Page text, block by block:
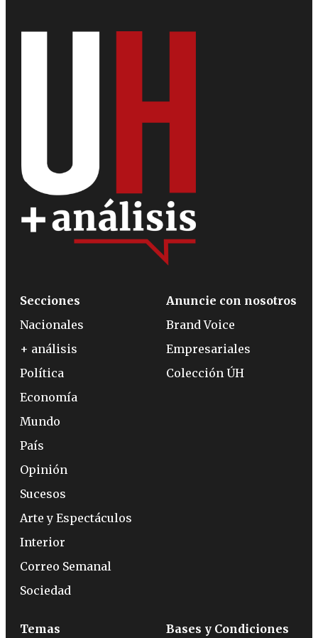
Secciones
Nacionales
+ análisis
Política
Economía
Mundo
País
Opinión
Sucesos
Arte y Espectáculos
Interior
Correo Semanal
Sociedad
Anuncie con nosotros
Brand Voice
Empresariales
Colección ÚH
Temas Bases y Condiciones